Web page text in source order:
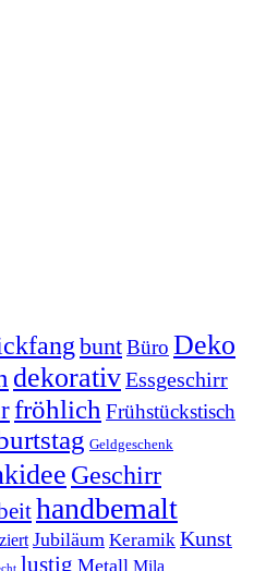
buntBüro Deko
dekorativEssgeschirr
fröhlich Frühstückstisch
Geldgeschenk
Geschirr
handbemalt
Jubiläum Keramik Kunst
lustig Metall Mila